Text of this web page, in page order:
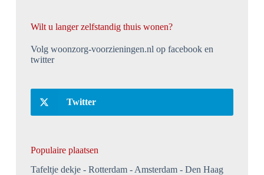
Wilt u langer zelfstandig thuis wonen?
Volg woonzorg-voorzieningen.nl op facebook en
twitter
Twitter
Populaire plaatsen
Tafeltje dekje
Rotterdam Amsterdam Den Haag